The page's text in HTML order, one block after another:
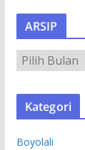
ARSIP
R
S
Kategori
Boyolali